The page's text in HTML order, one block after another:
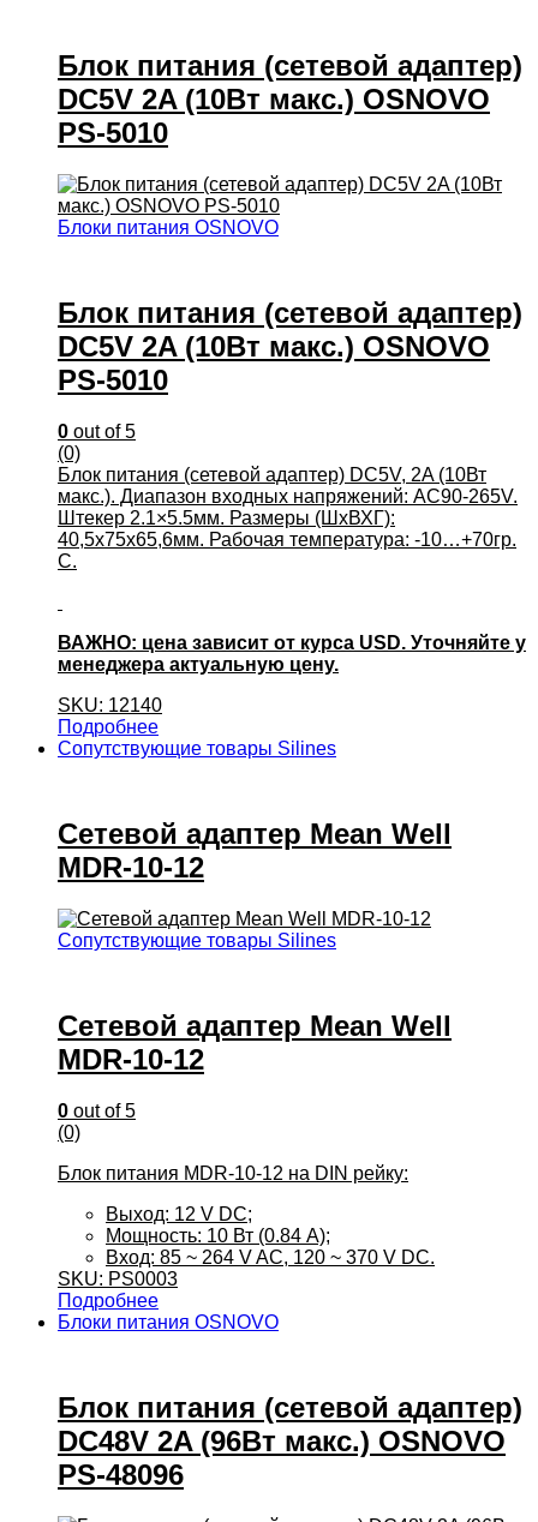
Блок питания (сетевой адаптер)
DC5V 2A (10Вт макс.) OSNOVO
PS-5010
Блоки питания OSNOVO
Блок питания (сетевой адаптер)
DC5V 2A (10Вт макс.) OSNOVO
PS-5010
0 out of 5
(0)
Блок питания (сетевой адаптер) DC5V, 2A (10Вт
макс.). Диапазон входных напряжений: AC90-265V.
Штекер 2.1×5.5мм. Размеры (ШхВХГ):
40,5x75x65,6мм. Рабочая температура: -10…+70гр.
С.
ВАЖНО: цена зависит от курса USD. Уточняйте у
менеджера актуальную цену.
SKU: 12140
Подробнее
Сопутствующие товары Silines
Сетевой адаптер Mean Well
MDR-10-12
Сопутствующие товары Silines
Сетевой адаптер Mean Well
MDR-10-12
0 out of 5
(0)
Блок питания MDR-10-12 на DIN рейку:
Выход: 12 V DC;
Мощность: 10 Вт (0.84 А);
Вход: 85 ~ 264 V AC, 120 ~ 370 V DC.
SKU: PS0003
Подробнее
Блоки питания OSNOVO
Блок питания (сетевой адаптер)
DC48V 2A (96Вт макс.) OSNOVO
PS-48096